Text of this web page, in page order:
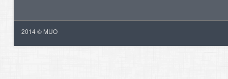
2014 © MUO